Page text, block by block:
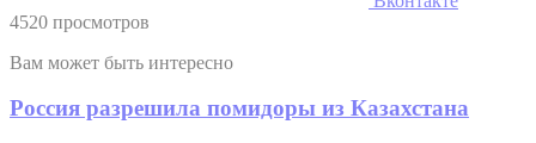
4520 просмотров
Вам может быть интересно
Россия разрешила помидоры из Казахстана